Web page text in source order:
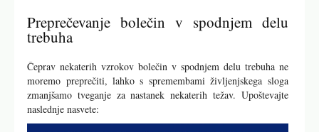
Preprečevanje bolečin v spodnjem delu
trebuha
Čeprav nekaterih vzrokov bolečin v spodnjem delu trebuha ne
moremo preprečiti, lahko s spremembami življenjskega sloga
zmanjšamo tveganje za nastanek nekaterih težav. Upoštevajte
naslednje nasvete: